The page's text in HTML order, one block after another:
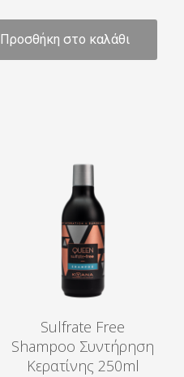
Προσθήκη στο καλάθι
Sulfrate Free
Shampoo Συντήρηση
Κερατίνης 250ml